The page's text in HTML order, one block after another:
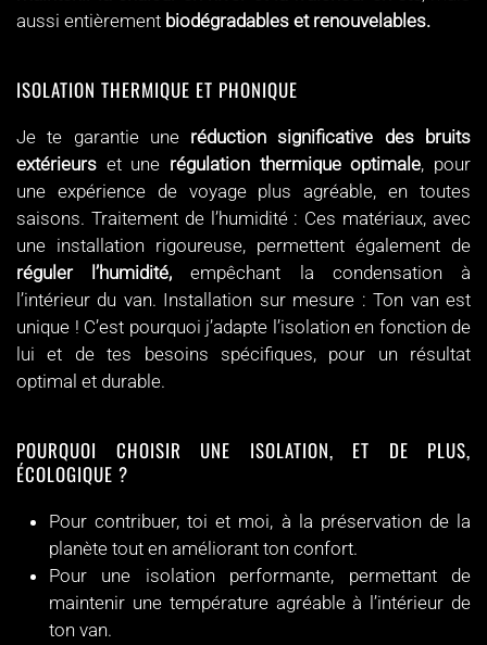
aussi entièrement biodégradables et renouvelables.
ISOLATION THERMIQUE ET PHONIQUE
Je te garantie une réduction significative des bruits
extérieurs et une régulation thermique optimale, pour
une expérience de voyage plus agréable, en toutes
saisons. Traitement de l’humidité : Ces matériaux, avec
une installation rigoureuse, permettent également de
réguler l’humidité, empêchant la condensation à
l’intérieur du van. Installation sur mesure : Ton van est
unique ! C’est pourquoi j’adapte l’isolation en fonction de
lui et de tes besoins spécifiques, pour un résultat
optimal et durable.
POURQUOI CHOISIR UNE ISOLATION, ET DE PLUS,
ÉCOLOGIQUE ?
Pour contribuer, toi et moi, à la préservation de la
planète tout en améliorant ton confort.
Pour une isolation performante, permettant de
maintenir une température agréable à l’intérieur de
ton van.